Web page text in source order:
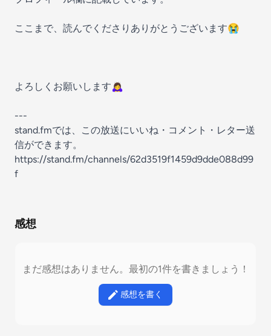
ここまで、読んでくださりありがとうございます😭
よろしくお願いします🙇‍♀️
---
stand.fmでは、この放送にいいね・コメント・レター送
信ができます。
https://stand.fm/channels/62d3519f1459d9dde088d99
f
感想
まだ感想はありません。最初の1件を書きましょう！
感想を書く